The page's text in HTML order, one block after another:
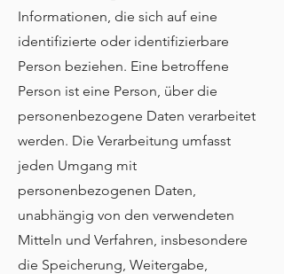
Informationen, die sich auf eine
identifizierte oder identifizierbare
Person beziehen. Eine betroffene
Person ist eine Person, über die
personenbezogene Daten verarbeitet
werden. Die Verarbeitung umfasst
jeden Umgang mit
personenbezogenen Daten,
unabhängig von den verwendeten
Mitteln und Verfahren, insbesondere
die Speicherung, Weitergabe,